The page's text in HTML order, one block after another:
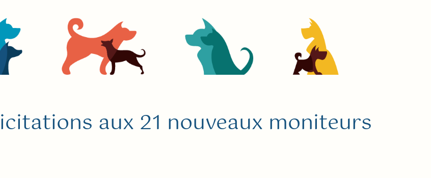
aux 21 nouveaux moniteurs